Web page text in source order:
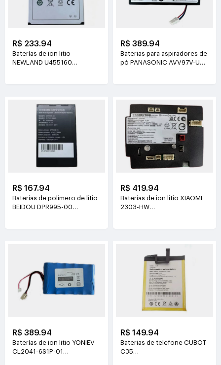
R$ 233.94
Baterías de ion litio
NEWLAND U455160
R$ 389.94
Baterias para aspiradores de
pó PANASONIC AVV97V-U3
R$ 167.94
Baterias de polímero de lítio
BEIDOU DPR995-00
R$ 419.94
Baterías de ion litio XIAOMI
2303-HW
R$ 389.94
Baterías de ion litio YONIEV
CL2041-6S1P-01
R$ 149.94
Baterias de telefone CUBOT
C35